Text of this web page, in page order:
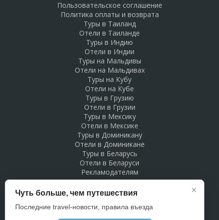
Пользовательское соглашение
Политика оплаты и возврата
Туры в Таиланд
Отели в Таиланде
Туры в Индию
Отели в Индии
Туры на Мальдивы
Отели на Мальдивах
Туры на Кубу
Отели на Кубе
Туры в Грузию
Отели в Грузии
Туры в Мексику
Отели в Мексике
Туры в Доминикану
Отели в Доминикане
Туры в Беларусь
Отели в Беларуси
Рекламодателям
×
Чуть больше, чем путешествия
Последние travel-новости, правила въезда